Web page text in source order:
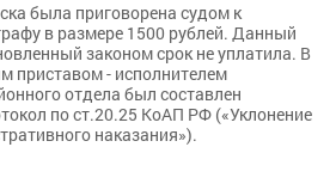
была приговорена судом к
в размере 1500 рублей. Данный
законом срок не уплатила. В
приставом - исполнителем
отдела был составлен
по ст.20.25 КоАП РФ («Уклонение
наказания»).